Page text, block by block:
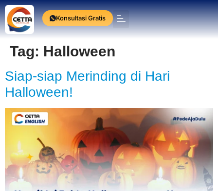
Konsultasi Gratis
Tag: Halloween
Siap-siap Merinding di Hari
Halloween!